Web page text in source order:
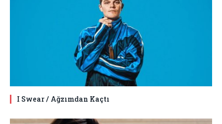
I Swear / Ağzımdan Kaçtı